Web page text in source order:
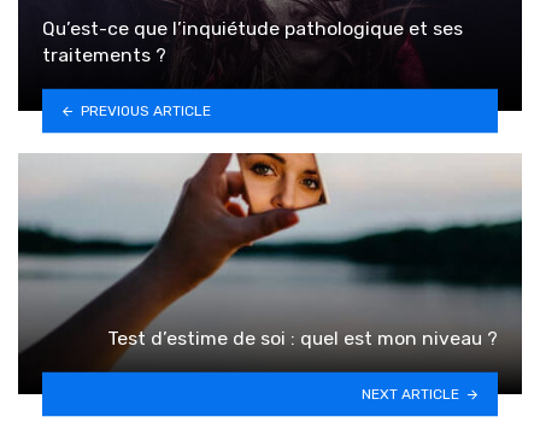
Qu’est-ce que l’inquiétude pathologique et ses
traitements ?
PREVIOUS ARTICLE
Test d’estime de soi : quel est mon niveau ?
NEXT ARTICLE